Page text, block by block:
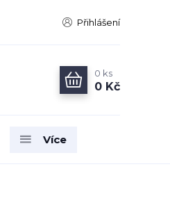
Přihlášení
0 ks
0 Kč
Více